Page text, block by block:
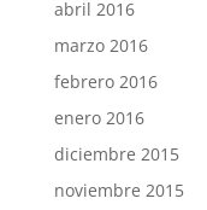
abril 2016
marzo 2016
febrero 2016
enero 2016
diciembre 2015
noviembre 2015